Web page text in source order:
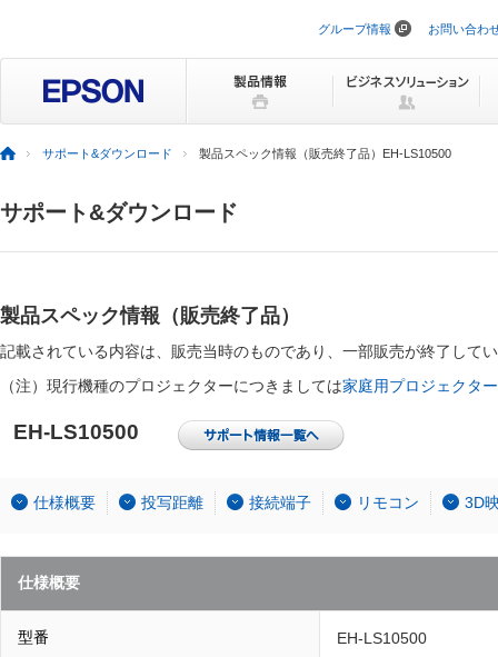
ビ
ョ
を
グループ情報 お問い合わ
サポート&ダウンロード 製品スペック情報（販売終了品）EH-LS10500
サポート&ダウンロード
製品スペック情報（販売終了品）
記載されている内容は、販売当時のものであり、一部販売が終了して
（注）現行機種のプロジェクターにつきましては家庭用プロジェクタ
EH-LS10500
仕様概要 投写距離 接続端子 リモコン 3D
仕様概要
型番 EH-LS10500